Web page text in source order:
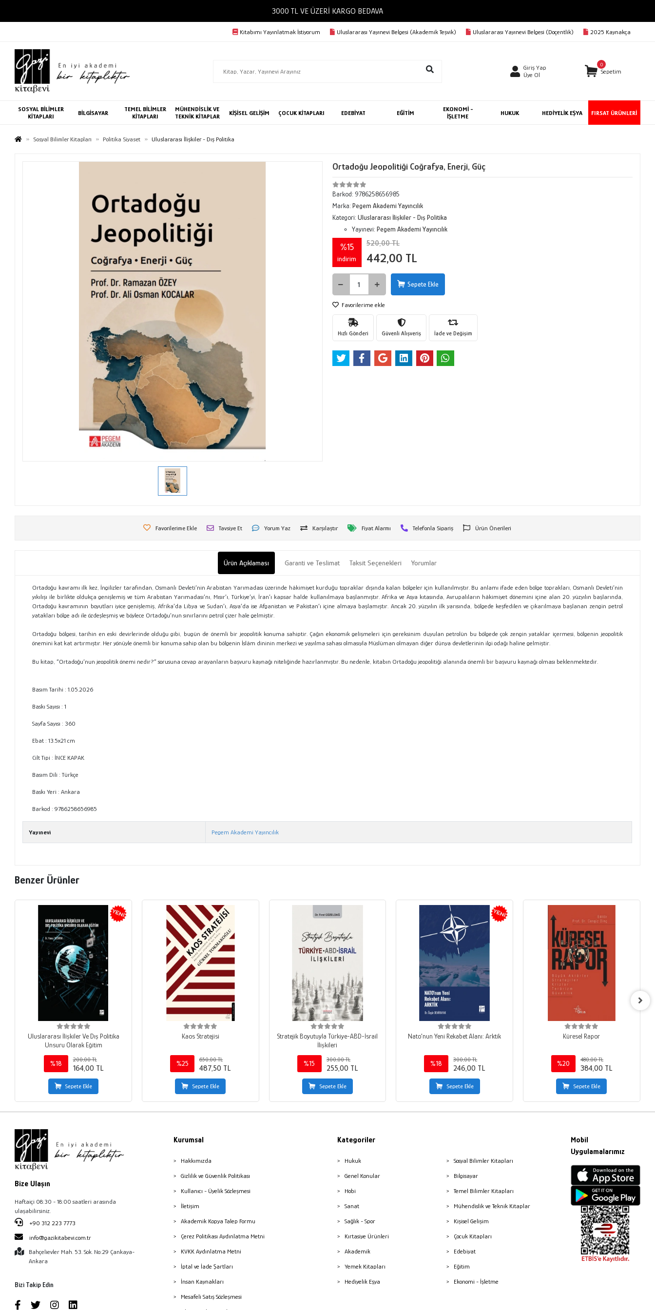
3000 TL VE ÜZERİ KARGO BEDAVA
Kitabımı Yayınlatmak İstiyorum Uluslararası Yayınevi Belgesi (Akademik Teşvik) Uluslararası Yayınevi Belgesi (Doçentlik) 2025 Kaynakça
Giriş Yap
Üye Ol
0
Sepetim
SOSYAL BİLİMLER
KİTAPLARI
BİLGİSAYAR
TEMEL BİLİMLER
KİTAPLARI
MÜHENDİSLİK VE
TEKNİK KİTAPLAR
KİŞİSEL GELİŞİM ÇOCUK KİTAPLARI EDEBİYAT EĞİTİM
EKONOMİ -
İŞLETME
HUKUK HEDİYELİK EŞYA FIRSAT ÜRÜNLERİ
Sosyal Bilimler Kitapları Politika Siyaset Uluslararası İlişkiler - Dış Politika
Ortadoğu Jeopolitiği Coğrafya, Enerji, Güç
Barkod: 9786258656985
Marka: Pegem Akademi Yayıncılık
Kategori: Uluslararası İlişkiler - Dış Politika
Yayınevi: Pegem Akademi Yayıncılık
%15
indirim
520,00 TL
442,00 TL
Sepete Ekle
Favorilerime ekle
Hızlı Gönderi Güvenli Alışveriş İade ve Değişim
Favorilerime Ekle Tavsiye Et Yorum Yaz Karşılaştır Fiyat Alarmı Telefonla Sipariş Ürün Önerileri
Ürün Açıklaması Garanti ve Teslimat Taksit Seçenekleri Yorumlar
Ortadoğu kavramı ilk kez, İngilizler tarafından, Osmanlı Devleti’nin Arabistan Yarımadası üzerinde hâkimiyet kurduğu topraklar dışında kalan bölgeler için kullanılmıştır. Bu anlamı ifade eden bölge toprakları, Osmanlı Devleti’nin
yıkılışı ile birlikte oldukça genişlemiş ve tüm Arabistan Yarımadası’nı, Mısır’ı, Türkiye’yi, İran’ı kapsar halde kullanılmaya başlanmıştır. Afrika ve Asya kıtasında, Avrupalıların hâkimiyet dönemini içine alan 20. yüzyılın başlarında,
Ortadoğu kavramının boyutları iyice genişlemiş, Afrika’da Libya ve Sudan’ı, Asya’da ise Afganistan ve Pakistan’ı içine almaya başlamıştır. Ancak 20. yüzyılın ilk yarısında, bölgede keşfedilen ve çıkarılmaya başlanan zengin petrol
yatakları bölge adı ile özdeşleşmiş ve böylece Ortadoğu’nun sınırlarını petrol çizer hale gelmiştir.
Ortadoğu bölgesi, tarihin en eski devirlerinde olduğu gibi, bugün de önemli bir jeopolitik konuma sahiptir. Çağın ekonomik gelişmeleri için gereksinim duyulan petrolün bu bölgede çok zengin yataklar içermesi, bölgenin jeopolitik
önemini kat kat artırmıştır. Her yönüyle önemli bir konuma sahip olan bu bölgenin İslâm dininin merkezi ve yayılma sahası olmasıyla Müslüman olmayan diğer dünya devletlerinin ilgi odağı haline gelmiştir.
Bu kitap, “Ortadoğu’nun jeopolitik önemi nedir?” sorusuna cevap arayanların başvuru kaynağı niteliğinde hazırlanmıştır. Bu nedenle, kitabın Ortadoğu jeopolitiği alanında önemli bir başvuru kaynağı olması beklenmektedir.
Basım Tarihi :1.05.2026
Baskı Sayısı : 1
Sayfa Sayısı : 360
Ebat :13.5x21 cm
Cilt Tipi : İNCE KAPAK
Basım Dili :Türkçe
Baskı Yeri :Ankara
Barkod : 9786258656985
Yayınevi Pegem Akademi Yayıncılık
Benzer Ürünler
Uluslararası İlişkiler Ve Dış Politika
Unsuru Olarak Eğitim
%18
200,00 TL
164,00 TL
Sepete Ekle
Kaos Stratejisi
%25
650,00 TL
487,50 TL
Sepete Ekle
Stratejik Boyutuyla Türkiye-ABD-İsrail
İlişkileri
%15
300,00 TL
255,00 TL
Sepete Ekle
Nato'nun Yeni Rekabet Alanı: Arktik
%18
300,00 TL
246,00 TL
Sepete Ekle
Küresel Rapor
%20
480,00 TL
384,00 TL
Sepete Ekle
Bize Ulaşın
Haftaiçi 08:30 - 18:00 saatleri arasında
ulaşabilirsiniz.
+90 312 223 7773
info@gazikitabevi.com.tr
Bahçelievler Mah. 53. Sok. No:29 Çankaya-
Ankara
Bizi Takip Edin
Kurumsal
Hakkımızda
Gizlilik ve Güvenlik Politikası
Kullanıcı - Üyelik Sözleşmesi
İletişim
Akademik Kopya Talep Formu
Çerez Politikası Aydınlatma Metni
KVKK Aydınlatma Metni
İptal ve İade Şartları
İnsan Kaynakları
Mesafeli Satış Sözleşmesi
Kategoriler
Hukuk
Genel Konular
Hobi
Sanat
Sağlık - Spor
Kırtasiye Ürünleri
Akademik
Yemek Kitapları
Hediyelik Eşya
Sosyal Bilimler Kitapları
Bilgisayar
Temel Bilimler Kitapları
Mühendislik ve Teknik Kitaplar
Kişisel Gelişim
Çocuk Kitapları
Edebiyat
Eğitim
Ekonomi - İşletme
Mobil
Uygulamalarımız